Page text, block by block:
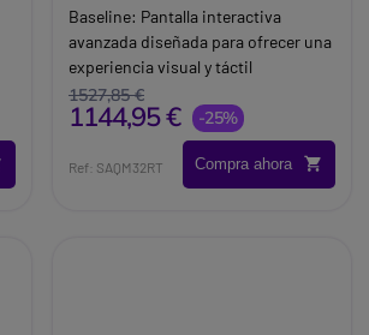
Baseline: Pantalla interactiva
avanzada diseñada para ofrecer una
experiencia visual y táctil
excepcional en su negocio
Brand:Samsung
1527,85 €
1144,95 € -25%
Ref: SAQM32RT Compra ahora